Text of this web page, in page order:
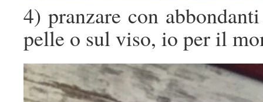
4) pranzare con
pelle o sul viso, io per il